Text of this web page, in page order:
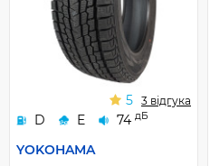
D E 74 дБ
YOKOHAMA
5 3 відгука